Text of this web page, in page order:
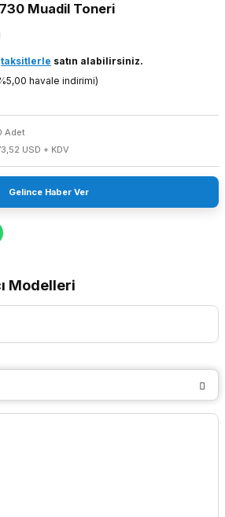
Muadil Toneri
taksitlerle satın alabilirsiniz.
havale indirimi)
Adet
USD + KDV
Gelince Haber Ver
Modelleri